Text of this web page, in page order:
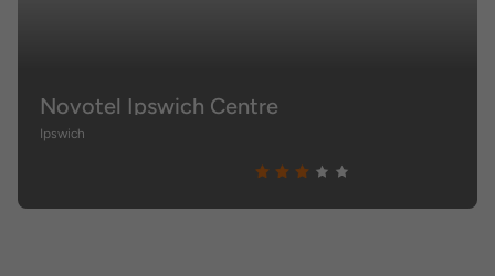
Novotel Ipswich Centre
Ipswich